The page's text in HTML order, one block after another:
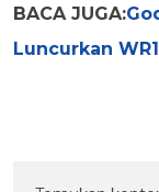
BACA JUGA:
Luncurkan